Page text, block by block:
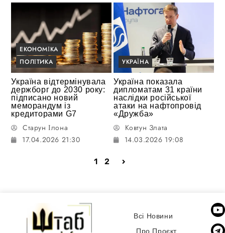
ЕКОНОМІКА
ПОЛІТИКА
Україна відтермінувала
держборг до 2030 року:
підписано новий
меморандум із
кредиторами G7
Старун Ілона
17.04.2026 21:30
УКРАЇНА
Україна показала
дипломатам 31 країни
наслідки російської
атаки на нафтопровід
«Дружба»
Ковтун Злата
14.03.2026 19:08
1 2
Всі Новини
Про Проєкт